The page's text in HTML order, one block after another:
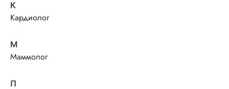
К
Кардиолог
М
Маммолог
П